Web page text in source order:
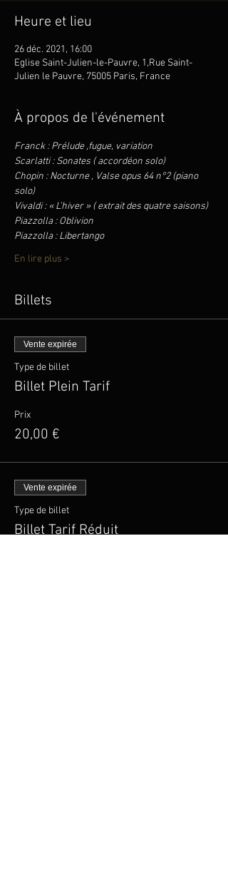
Heure et lieu
26 déc. 2021, 16:00
Eglise Saint-Julien-le-Pauvre, 1,Rue Saint-
Julien le Pauvre, 75005 Paris, France
À propos de l'événement
Franck : Prélude ,fugue, variation
Scarlatti : Sonates ( accordéon solo)
Chopin : Nocturne , Valse opus 64 n°2 (piano
solo)
Vivaldi : « L’hiver » ( extrait des quatre saisons)
Piazzolla : Oblivion
Piazzolla : Libertango
En lire plus >
Billets
Vente expirée
Type de billet
Billet Plein Tarif
Prix
20,00 €
Vente expirée
Type de billet
Billet Tarif Réduit